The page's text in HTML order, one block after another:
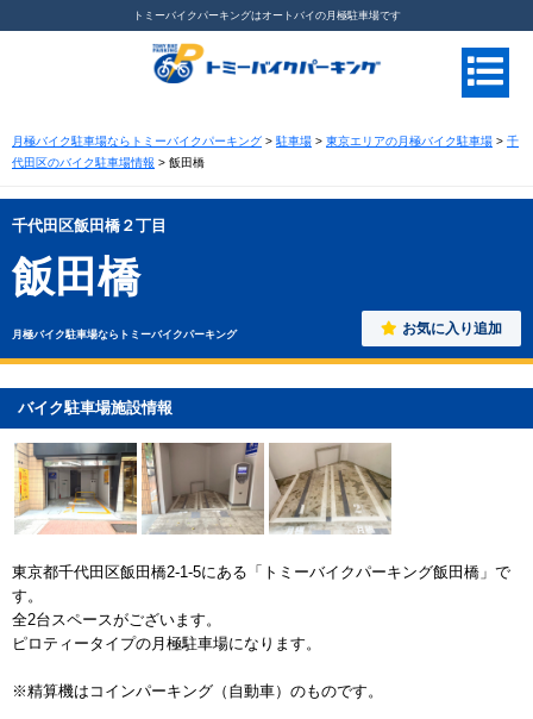
トミーバイクパーキングはオートバイの月極駐車場です
月極バイク駐車場ならトミーバイクパーキング > 駐車場 > 東京エリアの月極バイク駐車場 > 千
代田区のバイク駐車場情報 > 飯田橋
千代田区飯田橋２丁目
飯田橋
月極バイク駐車場ならトミーバイクパーキング お気に入り追加
バイク駐車場施設情報
東京都千代田区飯田橋2-1-5にある「トミーバイクパーキング飯田橋」で
す。
全2台スペースがございます。
ピロティータイプの月極駐車場になります。
※精算機はコインパーキング（自動車）のものです。